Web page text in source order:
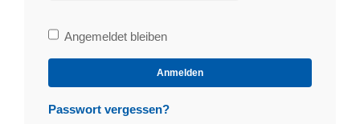
Bleibe
angemeldet
Angemeldet bleiben
Anmelden
Passwort vergessen?